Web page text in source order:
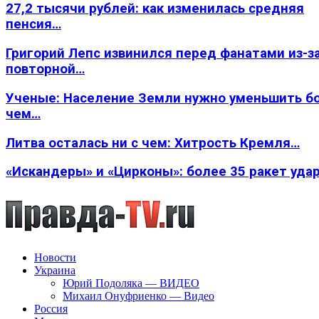
27,2 тысячи рублей: как изменилась средняя
пенсия…
Григорий Лепс извинился перед фанатами из-
повторной…
Ученые: Население Земли нужно уменьшить
чем…
Литва осталась ни с чем: Хитрость Кремля…
«Искандеры» и «Цирконы»: более 35 ракет
Новости
Украина
Юрий Подоляка — ВИДЕО
Михаил Онуфриенко — Видео
Россия